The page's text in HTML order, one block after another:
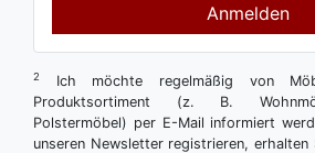
Anmelden
2
Ich möchte regelmäßig von
Produktsortiment (z. B.
Polstermöbel) per E-Mail informiert
unseren Newsletter registrieren, erhalten